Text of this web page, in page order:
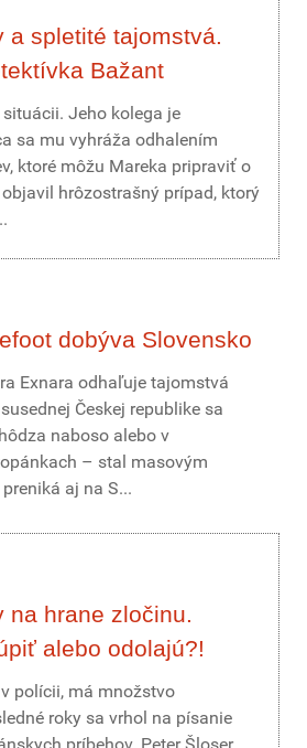
a spletité tajomstvá.
Bažant
Jeho kolega je
sa mu vyhráža odhalením
ktoré môžu Mareka pripraviť o
hrôzostrašný prípad, ktorý
dobýva Slovensko
Exnara odhaľuje tajomstvá
Českej republike sa
naboso alebo v
– stal masovým
aj na S...
na hrane zločinu.
alebo odolajú?!
polícii, má množstvo
roky sa vrhol na písanie